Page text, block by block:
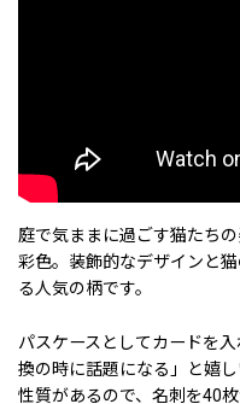
庭で気ままに過ごす猫たち
彩色。装飾的なデザインと
る人気の柄です。
パスケースとしてカードを
換の時に話題になる」と嬉
性質があるので、名刺を40